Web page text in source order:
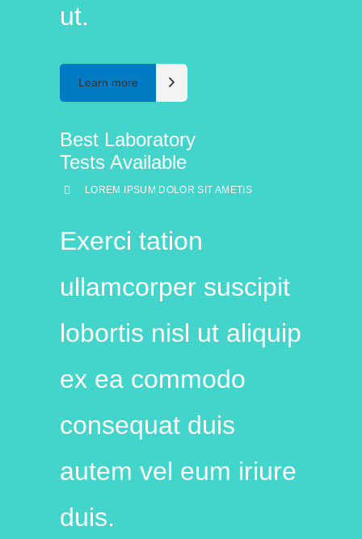
ut.
Learn more
Best Laboratory
Tests Available
LOREM IPSUM DOLOR SIT AMETIS
Exerci tation
ullamcorper suscipit
lobortis nisl ut aliquip
ex ea commodo
consequat duis
autem vel eum iriure
duis.